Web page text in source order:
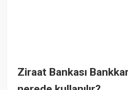
Ziraat Bankası